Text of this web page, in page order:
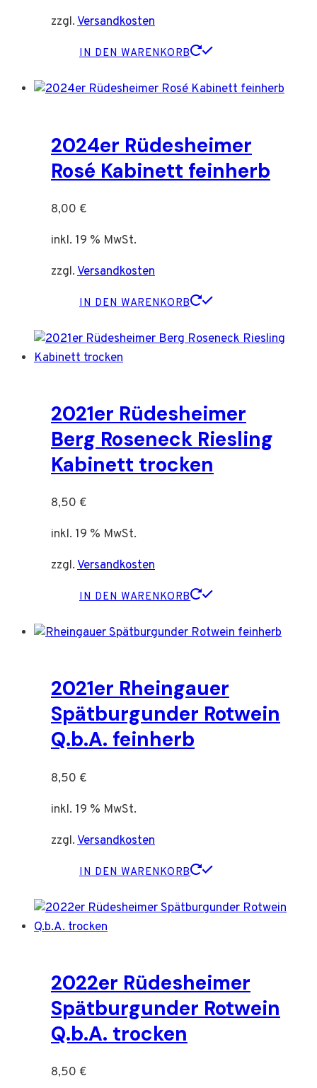
zzgl.Versandkosten
IN DEN WARENKORB
2024er Rüdesheimer
Rosé Kabinett feinherb
8,00 €
inkl. 19 % MwSt.
zzgl.Versandkosten
IN DEN WARENKORB
2021er Rüdesheimer
Berg Roseneck Riesling
Kabinett trocken
8,50 €
inkl. 19 % MwSt.
zzgl.Versandkosten
IN DEN WARENKORB
2021er Rheingauer
Spätburgunder Rotwein
Q.b.A. feinherb
8,50 €
inkl. 19 % MwSt.
zzgl.Versandkosten
IN DEN WARENKORB
2022er Rüdesheimer
Spätburgunder Rotwein
Q.b.A. trocken
8,50 €